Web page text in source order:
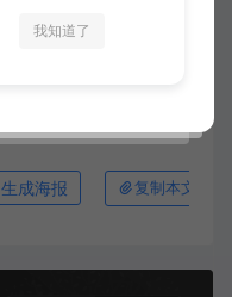
生成海报 复制本文链接
我知道了